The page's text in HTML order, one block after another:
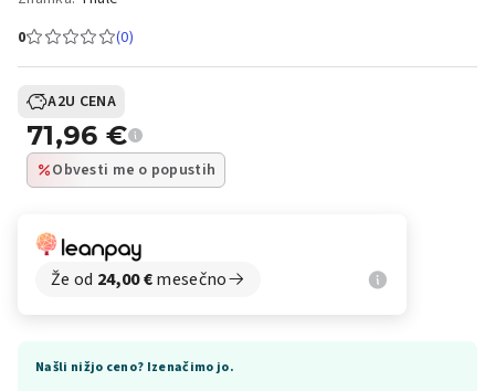
0
(0)
A2U CENA
71,96 €
Obvesti me o popustih
Že od 24,00€mesečno
Našli nižjo ceno? Izenačimo jo.